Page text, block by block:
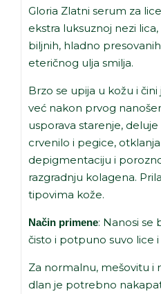
Gloria Zlatni serum za
ekstra luksuznoj nezi
biljnih, hladno
eteričnog ulja smilja.
Brzo se upija u kožu i
već nakon prvog
usporava starenje,
crvenilo i pegice,
depigmentaciju i
razgradnju kolagena.
tipovima kože.
Način primene: Nanosi se
čisto i potpuno suvo lice i
Za normalnu, mešovitu i
dlan je potrebno